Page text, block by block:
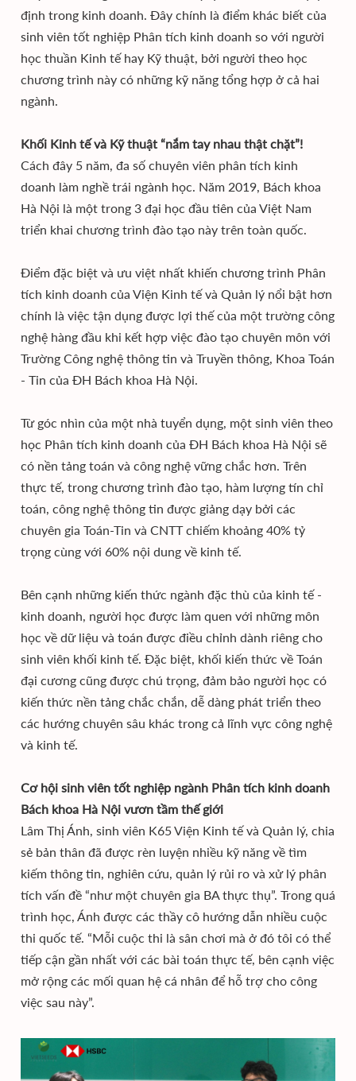
định trong kinh doanh. Đây chính là điểm khác biết của
sinh viên tốt nghiệp Phân tích kinh doanh so với người
học thuần Kinh tế hay Kỹ thuật, bởi người theo học
chương trình này có những kỹ năng tổng hợp ở cả hai
ngành.
Khối Kinh tế và Kỹ thuật “nắm tay nhau thật chặt”!
Cách đây 5 năm, đa số chuyên viên phân tích kinh
doanh làm nghề trái ngành học. Năm 2019, Bách khoa
Hà Nội là một trong 3 đại học đầu tiên của Việt Nam
triển khai chương trình đào tạo này trên toàn quốc.
Điểm đặc biệt và ưu việt nhất khiến chương trình Phân
tích kinh doanh của Viện Kinh tế và Quản lý nổi bật hơn
chính là việc tận dụng được lợi thế của một trường công
nghệ hàng đầu khi kết hợp việc đào tạo chuyên môn với
Trường Công nghệ thông tin và Truyền thông, Khoa Toán
- Tin của ĐH Bách khoa Hà Nội.
Từ góc nhìn của một nhà tuyển dụng, một sinh viên theo
học Phân tích kinh doanh của ĐH Bách khoa Hà Nội sẽ
có nền tảng toán và công nghệ vững chắc hơn. Trên
thực tế, trong chương trình đào tạo, hàm lượng tín chỉ
toán, công nghệ thông tin được giảng dạy bởi các
chuyên gia Toán-Tin và CNTT chiếm khoảng 40% tỷ
trọng cùng với 60% nội dung về kinh tế.
Bên cạnh những kiến thức ngành đặc thù của kinh tế -
kinh doanh, người học được làm quen với những môn
học về dữ liệu và toán được điều chỉnh dành riêng cho
sinh viên khối kinh tế. Đặc biệt, khối kiến thức về Toán
đại cương cũng được chú trọng, đảm bảo người học có
kiến thức nền tảng chắc chắn, dễ dàng phát triển theo
các hướng chuyên sâu khác trong cả lĩnh vực công nghệ
và kinh tế.
Cơ hội sinh viên tốt nghiệp ngành Phân tích kinh doanh
Bách khoa Hà Nội vươn tầm thế giới
Lâm Thị Ánh, sinh viên K65 Viện Kinh tế và Quản lý, chia
sẻ bản thân đã được rèn luyện nhiều kỹ năng về tìm
kiếm thông tin, nghiên cứu, quản lý rủi ro và xử lý phân
tích vấn đề “như một chuyên gia BA thực thụ”. Trong quá
trình học, Ánh được các thầy cô hướng dẫn nhiều cuộc
thi quốc tế. “Mỗi cuộc thi là sân chơi mà ở đó tôi có thể
tiếp cận gần nhất với các bài toán thực tế, bên cạnh việc
mở rộng các mối quan hệ cá nhân để hỗ trợ cho công
việc sau này”.